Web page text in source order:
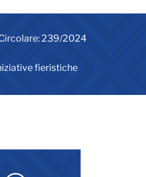
239/2024
fieristiche